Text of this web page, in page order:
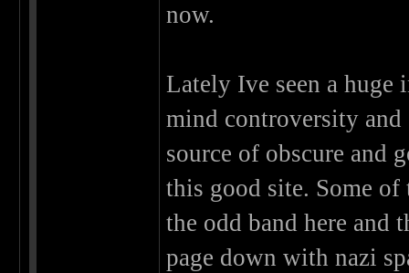
now.
Lately Ive seen a huge
mind controversity
source of obscure and
this good site. Some
the odd band here and
page down with nazi